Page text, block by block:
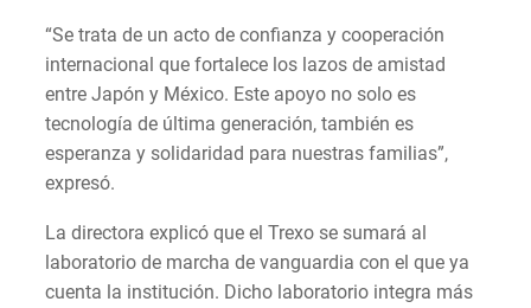
“Se trata de un acto de confianza y cooperación
internacional que fortalece los lazos de amistad
entre Japón y México. Este apoyo no solo es
tecnología de última generación, también es
esperanza y solidaridad para nuestras familias”,
expresó.
La directora explicó que el Trexo se sumará al
laboratorio de marcha de vanguardia con el que ya
cuenta la institución. Dicho laboratorio integra más